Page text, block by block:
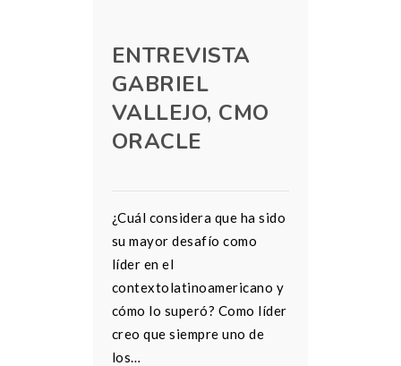
ENTREVISTA
GABRIEL
VALLEJO, CMO
ORACLE
¿Cuál considera que ha sido
su mayor desafío como
líder en el
contextolatinoamericano y
cómo lo superó? Como líder
creo que siempre uno de
los…